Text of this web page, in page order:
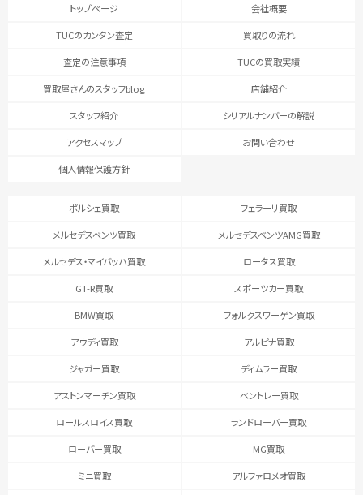
トップページ 会社概要
TUCのカンタン査定 買取りの流れ
査定の注意事項 TUCの買取実績
買取屋さんのスタッフblog 店舗紹介
スタッフ紹介 シリアルナンバーの解説
アクセスマップ お問い合わせ
個人情報保護方針
ポルシェ買取 フェラーリ買取
メルセデスベンツ買取 メルセデスベンツAMG買取
メルセデス・マイバッハ買取 ロータス買取
GT-R買取 スポーツカー買取
BMW買取 フォルクスワーゲン買取
アウディ買取 アルピナ買取
ジャガー買取 ディムラー買取
アストンマーチン買取 ベントレー買取
ロールスロイス買取 ランドローバー買取
ローバー買取 MG買取
ミニ買取 アルファロメオ買取